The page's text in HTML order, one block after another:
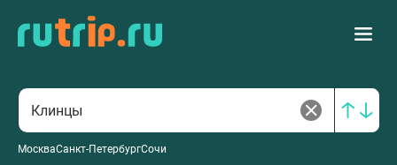
МоскваСанкт-ПетербургСочи